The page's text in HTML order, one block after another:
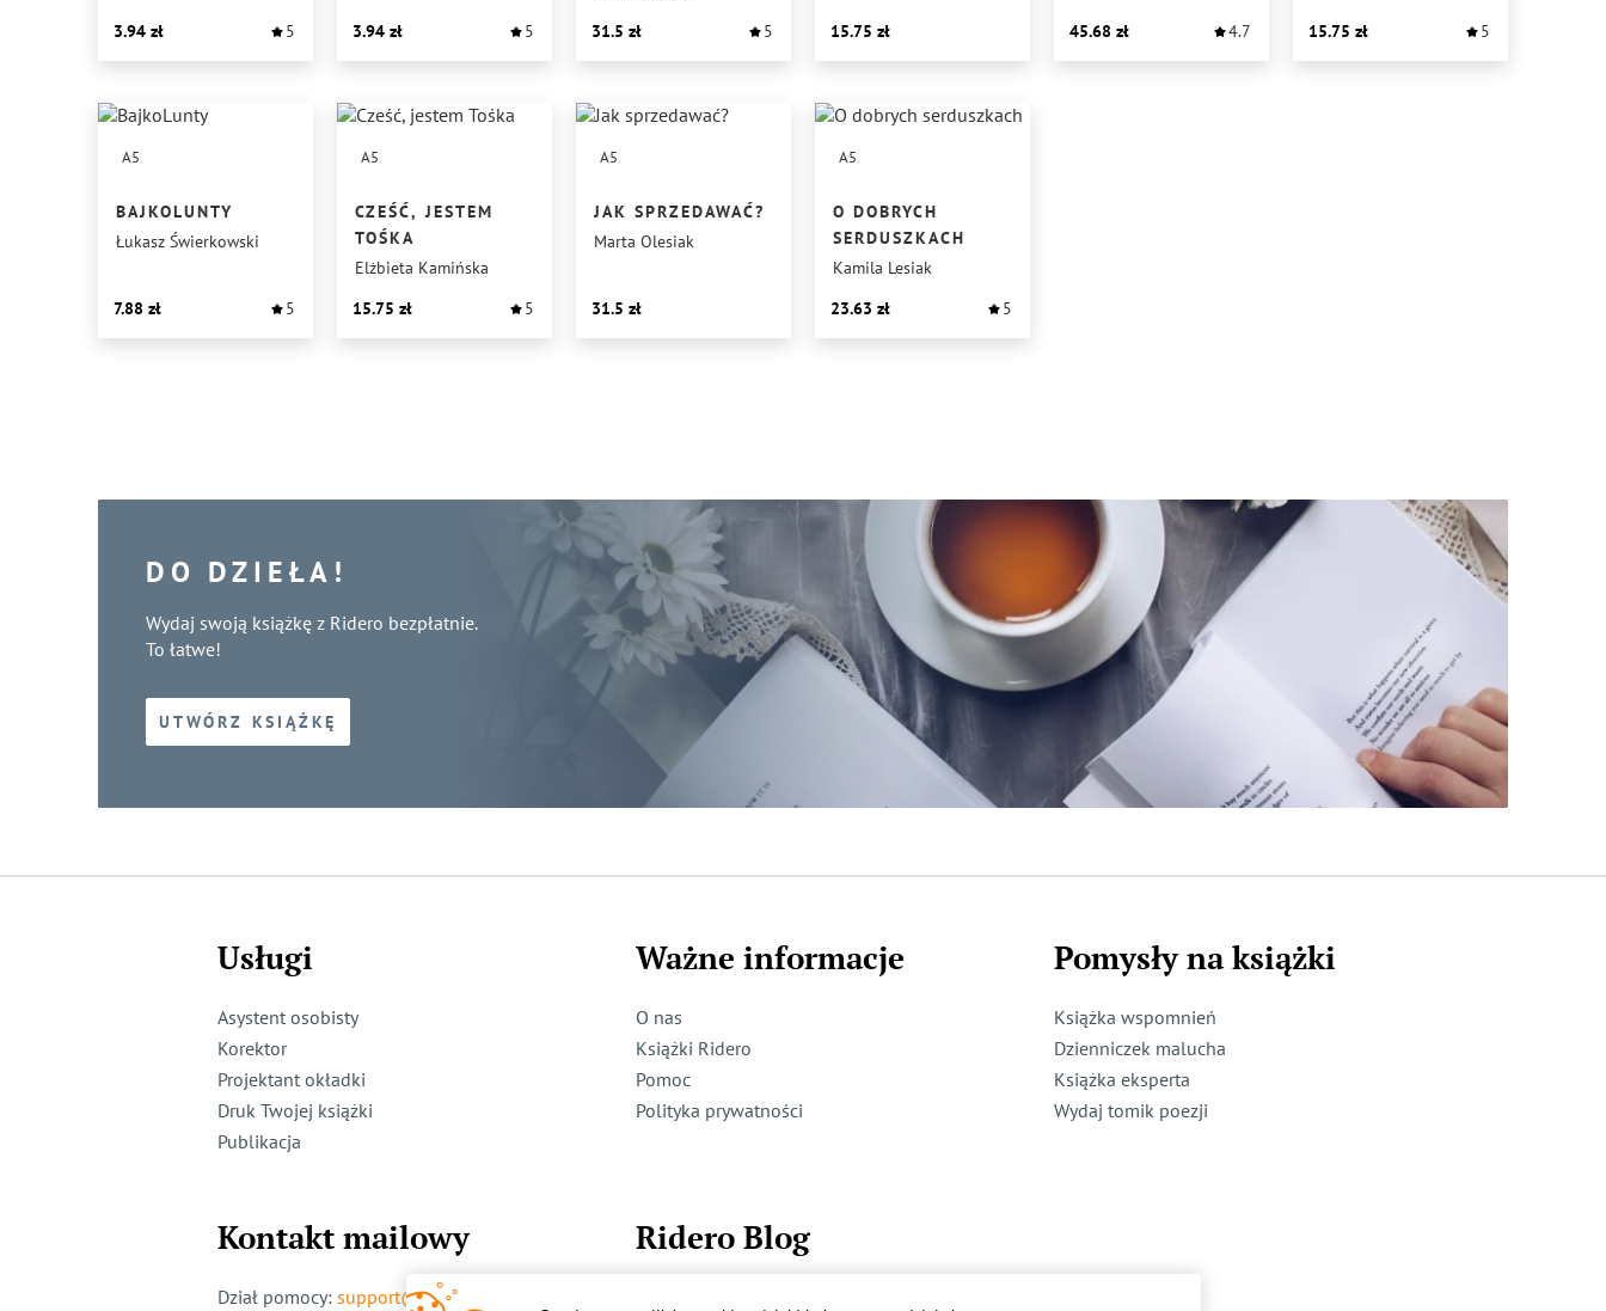
3.94 5 3.94 5
31.5
5 15.75 45.68 4.7 15.75 5
A5
BAJKOLUNTY
Łukasz Świerkowski
7.88 5
A5
CZEŚĆ, JESTEM
TOŚKA
Elżbieta Kamińska
15.75
5
A5
JAK SPRZEDAWAĆ?
Marta Olesiak
31.5
A5
O DOBRYCH
SERDUSZKACH
Kamila Lesiak
23.63
5
DO DZIEŁA!
Wydaj swoją książkę z Ridero bezpłatnie.
To łatwe!
UTWÓRZ KSIĄŻKĘ
Usługi
Asystent osobisty
Korektor
Projektant okładki
Druk Twojej książki
Publikacja
Ważne informacje
O nas
Książki Ridero
Pomoc
Polityka prywatności
Pomysły na książki
Książka wspomnień
Dzienniczek malucha
Książka eksperta
Wydaj tomik poezji
Kontakt mailowy
Dział pomocy: support@ridero.pl
Ridero Blog